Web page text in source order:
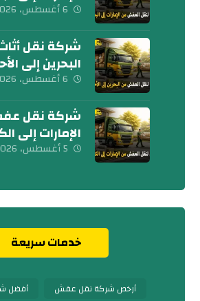
كلمنا الآن
6 أغسطس، 2026
شركة نقل
البحرين إلى
إتصل بنا الآن
6 أغسطس، 2026
شركة نقل
الإمارات إلى
تواصل معنا
5 أغسطس، 2026
خدمات سريعة
أرخص شركة نقل عفش
أفضل